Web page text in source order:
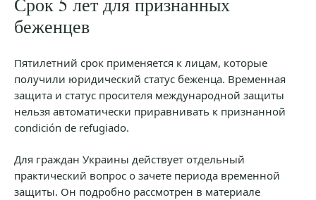
беженцев
Пятилетний срок применяется к лицам, которые
получили юридический статус беженца. Временная
защита и статус просителя международной защиты
нельзя автоматически приравнивать к признанной
condición de refugiado.
Для граждан Украины действует отдельный
практический вопрос о зачете периода временной
защиты. Он подробно рассмотрен в материале